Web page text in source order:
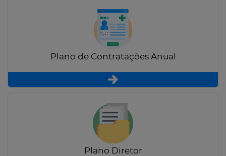
Plano de Contratações Anual
Plano Diretor